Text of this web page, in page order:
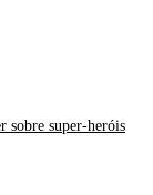
sobre super-heróis